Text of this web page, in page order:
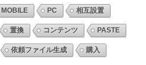
MOBILE PC 相互設置
置換 コンテンツ PASTE
依頼ファイル生成 購入